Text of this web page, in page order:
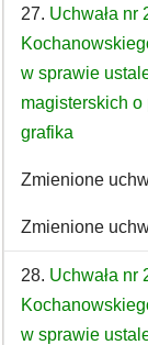
27. Uchwała nr
w sprawie
magisterskich
grafika
Zmienione
Zmienione
28. Uchwała nr
w sprawie